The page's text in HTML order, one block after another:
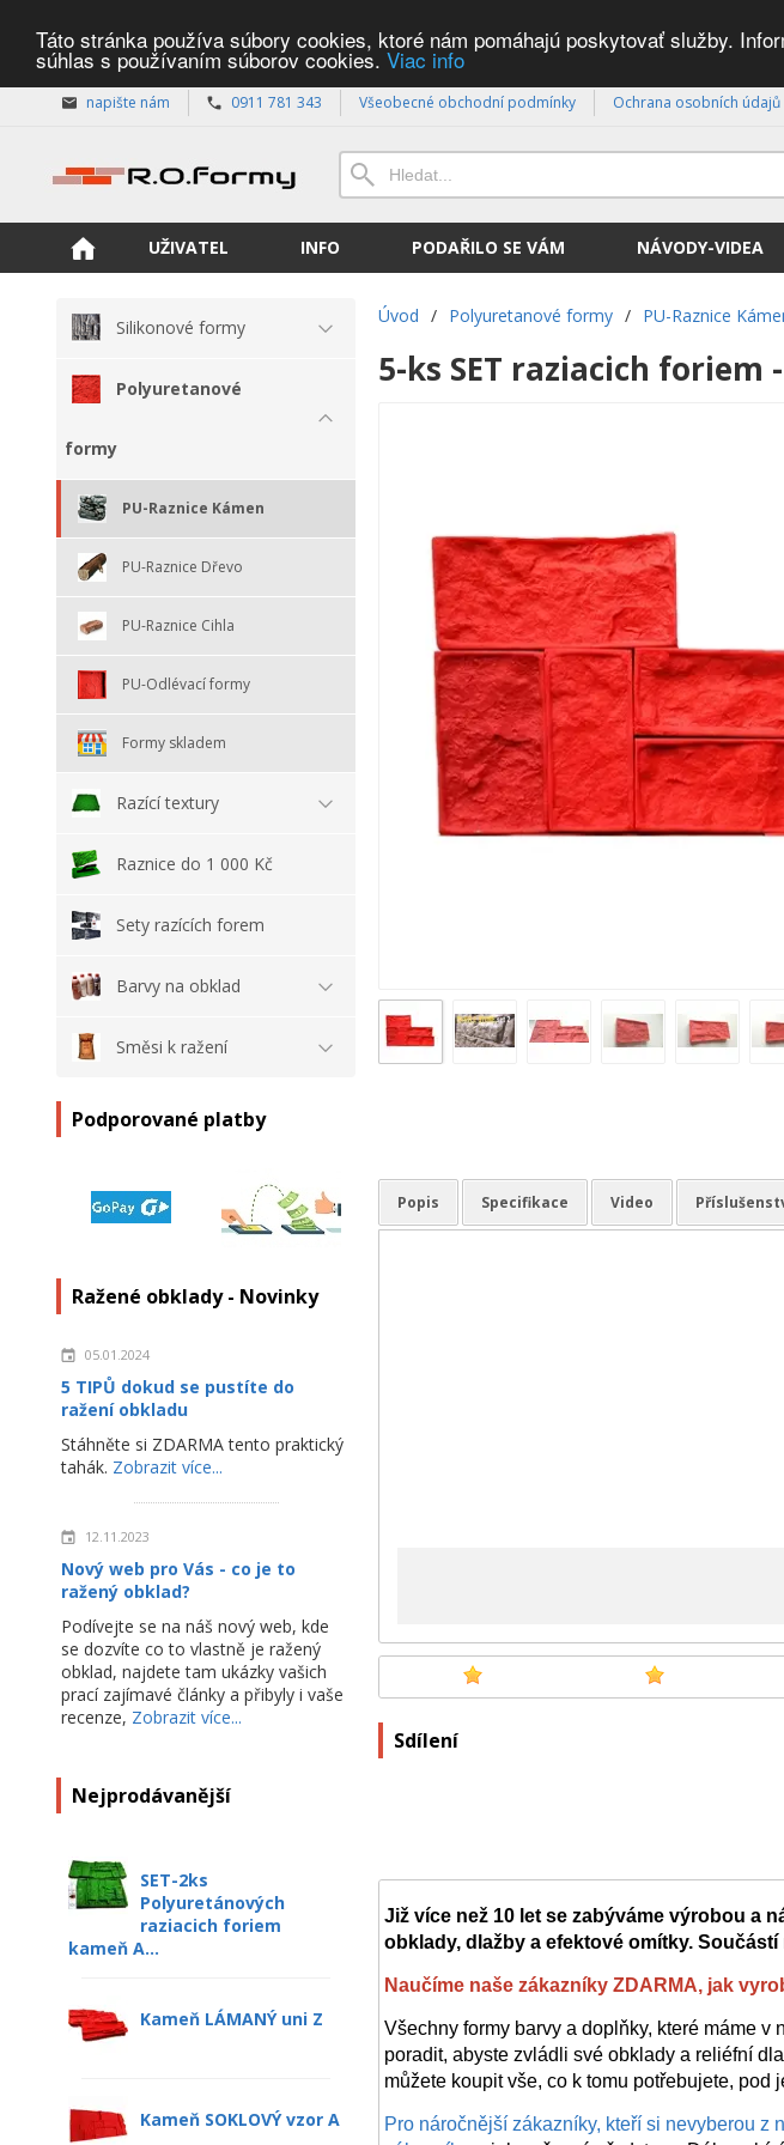
Táto stránka používa súbory cookies, ktoré nám pomáhajú poskytovať služby.
súhlas s používaním súborov cookies. Viac info
napište nám 0911 781 343 Všeobecné obchodní podmínky Ochrana osobních údajů
UŽIVATEL INFO PODAŘILO SE VÁM NÁVODY-VIDEA
Silikonové formy
Polyuretanové
formy
PU-Raznice Kámen
PU-Raznice Dřevo
PU-Raznice Cihla
PU-Odlévací formy
Formy skladem
Razící textury
Raznice do 1 000 Kč
Sety razících forem
Barvy na obklad
Směsi k ražení
Podporované platby
Ražené obklady - Novinky
05.01.2024
5 TIPŮ dokud se pustíte do
ražení obkladu
Stáhněte si ZDARMA tento praktický
tahák. Zobrazit více...
12.11.2023
Nový web pro Vás - co je to
ražený obklad?
Podívejte se na náš nový web, kde
se dozvíte co to vlastně je ražený
obklad, najdete tam ukázky vašich
prací zajímavé články a přibyly i vaše
recenze, Zobrazit více...
Nejprodávanější
SET-2ks
Polyuretánových
raziacich foriem
kameň A...
Kameň LÁMANÝ uni Z
Kameň SOKLOVÝ vzor A
Úvod / Polyuretanové formy / PU-Raznice
5-ks SET raziacich foriem
Popis Specifikace Video
Sdílení
Již více než 10 let se zabýváme výrobou a
obklady, dlažby a efektové omítky.
Naučíme naše zákazníky ZDARMA, jak
Všechny formy barvy a doplňky, které máme
poradit, abyste zvládli své obklady a reliéfní
můžete koupit vše, co k tomu potřebujete, pod
Pro náročnější zákazníky, kteří si nevyberou z